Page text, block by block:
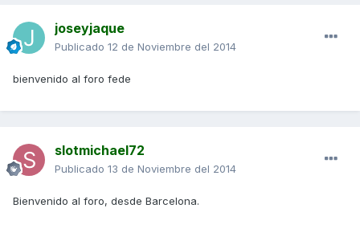
joseyjaque
Publicado 12 de Noviembre del 2014
bienvenido al foro fede
slotmichael72
Publicado 13 de Noviembre del 2014
Bienvenido al foro, desde Barcelona.